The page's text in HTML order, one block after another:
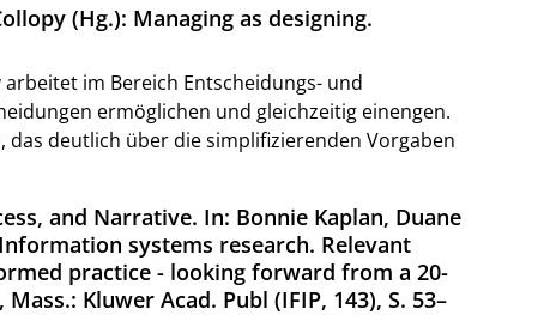
(Hg.): Managing as designing.
im Bereich Entscheidungs- und
ermöglichen und gleichzeitig einengen.
deutlich über die simplifizierenden Vorgaben
and Narrative. In: Bonnie Kaplan, Duane
systems research. Relevant
practice - looking forward from a 20-
Kluwer Acad. Publ (IFIP, 143), S. 53–